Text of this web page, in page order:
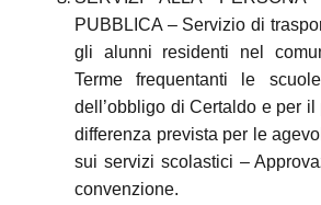
PUBBLICA – Servizio di
gli alunni residenti nel
Terme frequentanti le
dell’obbligo di Certaldo e per
differenza prevista per le
sui servizi scolastici –
convenzione.